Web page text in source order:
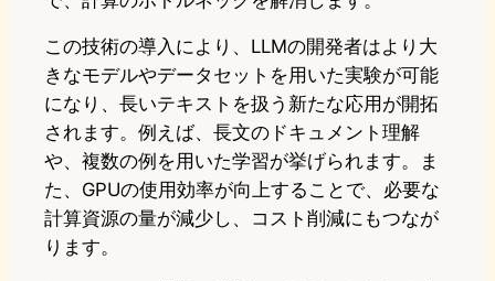
この技術の導入により、LLMの開発者はより大
きなモデルやデータセットを用いた実験が可能
になり、長いテキストを扱う新たな応用が開拓
されます。例えば、長文のドキュメント理解
や、複数の例を用いた学習が挙げられます。ま
た、GPUの使用効率が向上することで、必要な
計算資源の量が減少し、コスト削減にもつなが
ります。